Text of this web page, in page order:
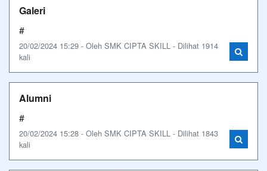
Galeri
#
20/02/2024 15:29 - Oleh SMK CIPTA SKILL - Dilihat 1914
kali
Alumni
#
20/02/2024 15:28 - Oleh SMK CIPTA SKILL - Dilihat 1843
kali